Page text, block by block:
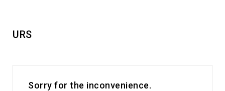
URS
Sorry for the inconvenience.